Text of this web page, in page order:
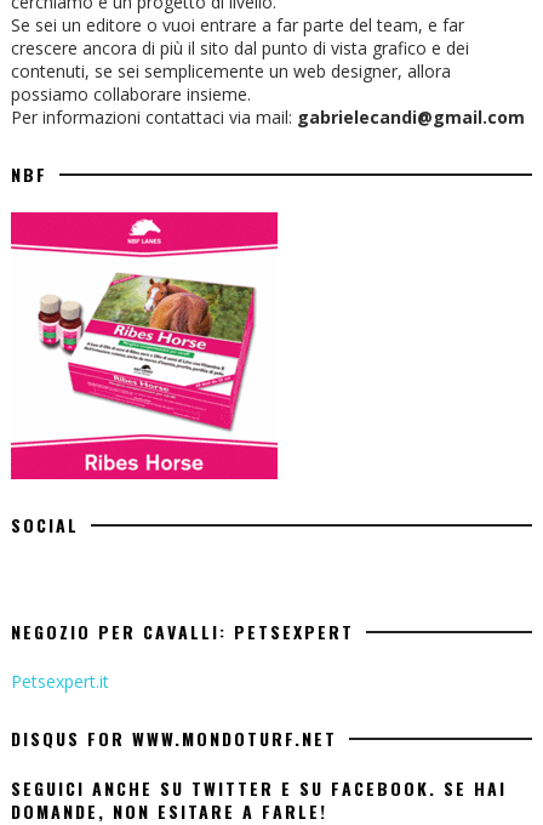
Se sei un editore o vuoi entrare a far parte del team, e far
crescere ancora di più il sito dal punto di vista grafico e dei
contenuti, se sei semplicemente un web designer, allora
possiamo collaborare insieme.
Per informazioni contattaci via mail: gabrielecandi@gmail.com
NBF
SOCIAL
NEGOZIO PER CAVALLI: PETSEXPERT
Petsexpert.it
DISQUS FOR WWW.MONDOTURF.NET
SEGUICI ANCHE SU TWITTER E SU FACEBOOK. SE HAI
DOMANDE, NON ESITARE A FARLE!